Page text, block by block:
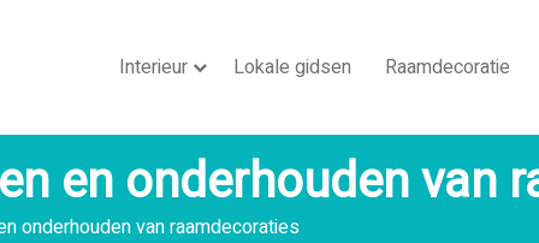
Interieur Lokale gidsen Raamdecoratie
en onderhouden van
onderhouden van raamdecoraties